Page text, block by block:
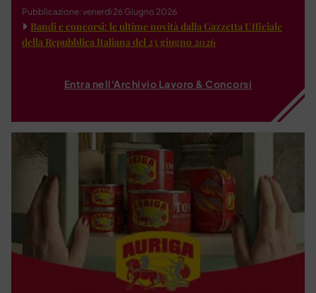
Pubblicazione: venerdì 26 Giugno 2026
Bandi e concorsi: le ultime novità dalla Gazzetta Ufficiale
della Repubblica Italiana del 23 giugno 2026
Entra nell'Archivio Lavoro & Concorsi